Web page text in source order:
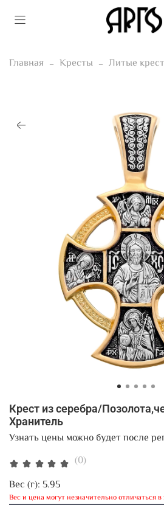
Главная Кресты Литые
(0)
Крест из серебра/
Хранитель
Узнать цены можно будет после
Вес (г): 5.95
Вес и цена могут незначительно отличаться